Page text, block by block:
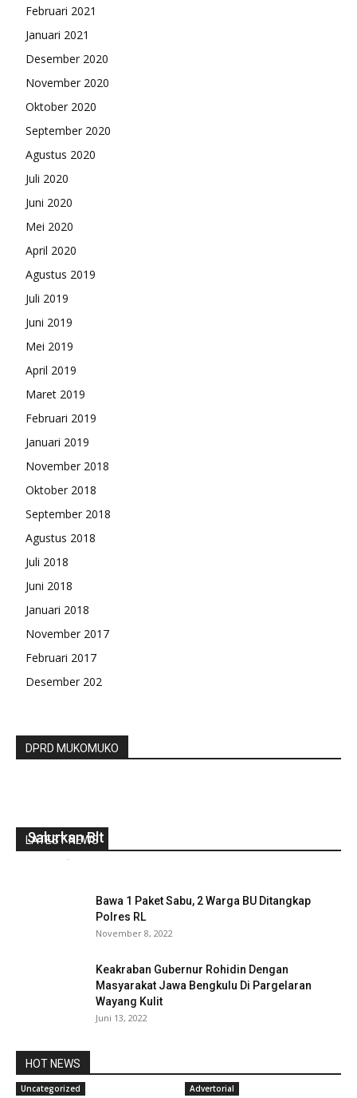
Februari 2021
Januari 2021
Desember 2020
November 2020
Oktober 2020
September 2020
Agustus 2020
Juli 2020
Juni 2020
Mei 2020
April 2020
Agustus 2019
Juli 2019
Juni 2019
Mei 2019
April 2019
Maret 2019
Februari 2019
Januari 2019
November 2018
Oktober 2018
September 2018
Agustus 2018
Juli 2018
Juni 2018
Januari 2018
November 2017
Februari 2017
Desember 202
DPRD MUKOMUKO
LATEST NEWS
Salurkan Blt DD Untuk 42 KPM
-
Bawa 1 Paket Sabu, 2 Warga BU Ditangkap
Polres RL
November 8, 2022
Keakraban Gubernur Rohidin Dengan
Masyarakat Jawa Bengkulu Di Pargelaran
Wayang Kulit
Juni 13, 2022
HOT NEWS
Uncategorized Advertorial